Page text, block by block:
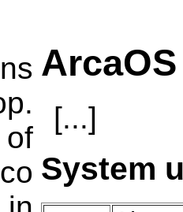
[...]
System